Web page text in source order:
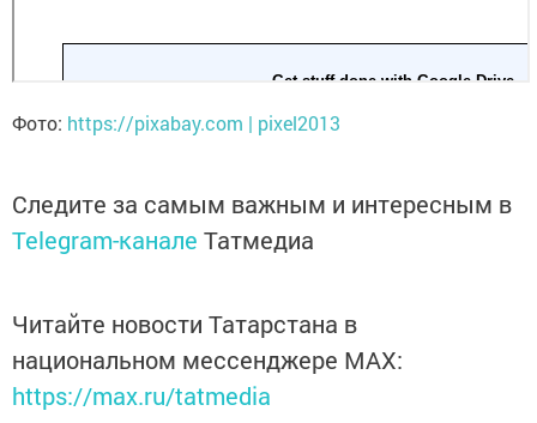
Фото: https://pixabay.com | pixel2013
Следите за самым важным и интересным в
Telegram-канале Татмедиа
Читайте новости Татарстана в
национальном мессенджере MАХ:
https://max.ru/tatmedia